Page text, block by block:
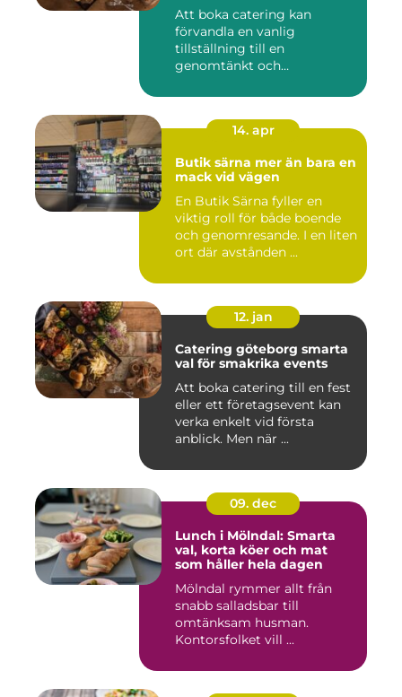
Att boka catering kan
förvandla en vanlig
tillställning till en
genomtänkt och
14. apr
Butik särna mer än bara en
mack vid vägen
En Butik Särna fyller en
viktig roll för både boende
och genomresande. I en liten
ort där avstånden ...
12. jan
Catering göteborg smarta
val för smakrika events
Att boka catering till en fest
eller ett företagsevent kan
verka enkelt vid första
anblick. Men när ...
09. dec
Lunch i Mölndal: Smarta
val, korta köer och mat
som håller hela dagen
Mölndal rymmer allt från
snabb salladsbar till
omtänksam husman.
Kontorsfolket vill ...